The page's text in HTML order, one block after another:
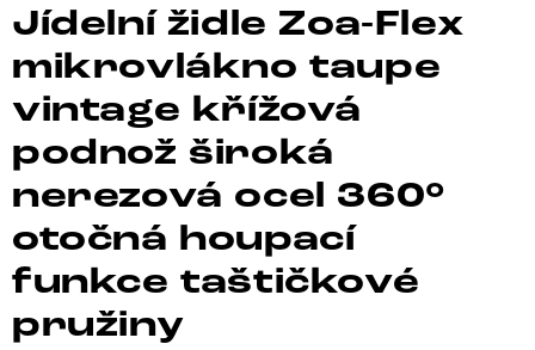
Jídelní židle Zoa-Flex
mikrovlákno taupe
vintage křížová
podnož široká
nerezová ocel 360°
otočná houpací
funkce taštičkové
pružiny